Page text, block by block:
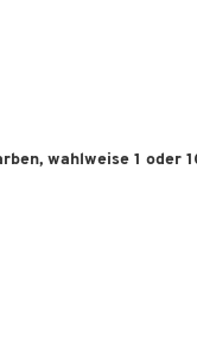
wahlweise 1 oder